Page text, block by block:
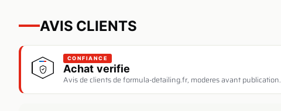
AVIS CLIENTS
CONFIANCE
Achat verifie
Avis de clients de formula-detailing.fr, moderes avant publication.